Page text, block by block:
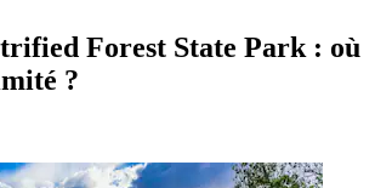
Forest State Park : où
?